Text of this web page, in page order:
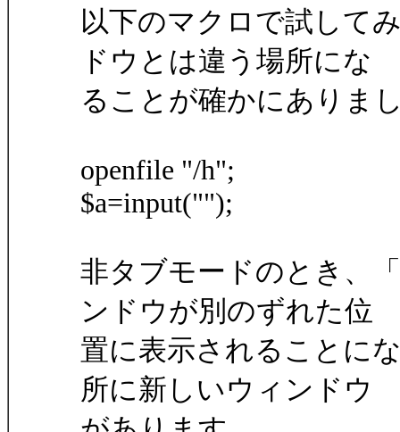
以下のマクロで試して
ドウとは違う場所にな
ることが確かにありま
openfile "/h";
$a=input("");
非タブモードのとき、
ンドウが別のずれた位
置に表示されることに
所に新しいウィンドウ